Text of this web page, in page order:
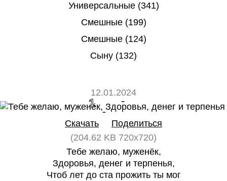
Универсальные (341)
Смешные (199)
Смешные (124)
Сыну (132)
12.01.2024
1 0
Скачать
Поделиться
(204.62 KB 720x720)
Тебе желаю, муженёк,
Здоровья, денег и терпенья,
Чтоб лет до ста прожить ты мог